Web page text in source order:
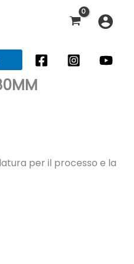
per il processo e la